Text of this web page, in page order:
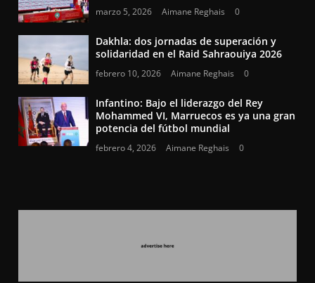
marzo 5, 2026 Aimane Reghais 0
Dakhla: dos jornadas de superación y
solidaridad en el Raid Sahraouiya 2026
febrero 10, 2026 Aimane Reghais 0
Infantino: Bajo el liderazgo del Rey
Mohammed VI, Marruecos es ya una gran
potencia del fútbol mundial
febrero 4, 2026 Aimane Reghais 0